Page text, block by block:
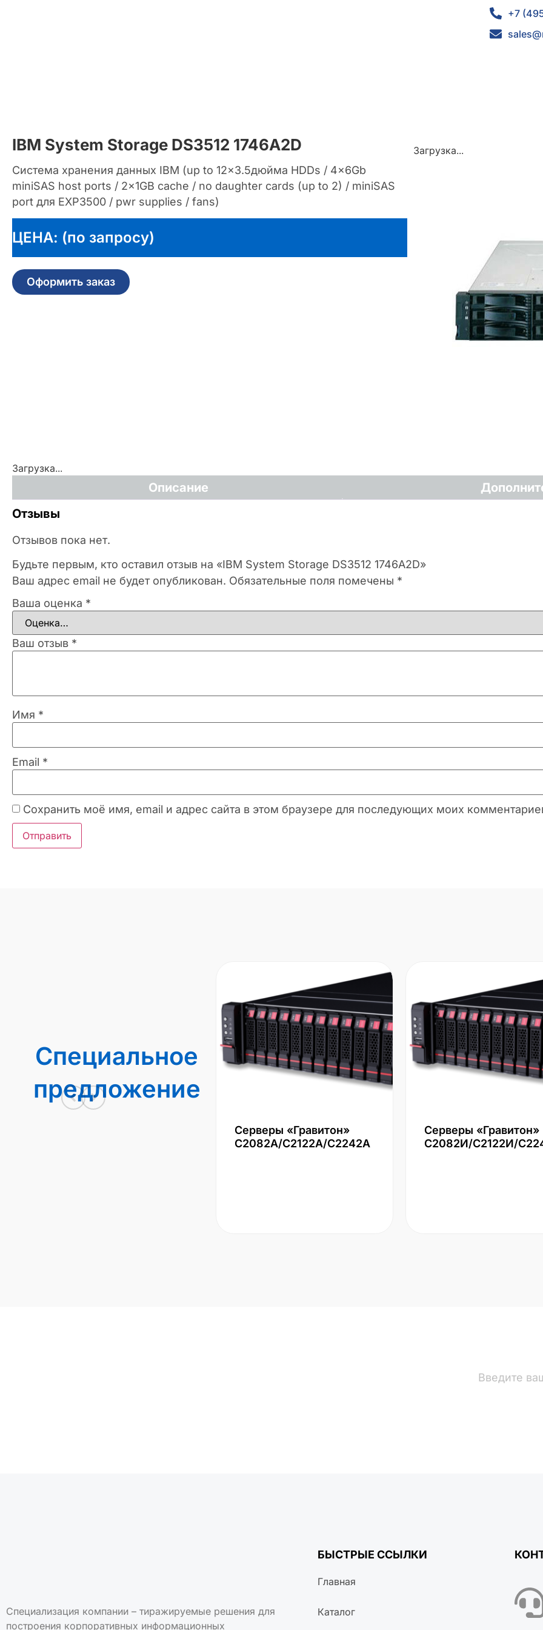
+7
IBM System Storage DS3512 1746A2D
Система хранения данных IBM (up to 12×3.5дюйма HDDs / 4x6Gb
miniSAS host ports / 2x1GB cache / no daughter cards (up to 2) / miniSAS
port для EXP3500 / pwr supplies / fans)
ЦЕНА: (по запросу)
Оформить заказ
Загрузка...
Загрузка...
Описание
Отзывы
Отзывов пока нет.
Будьте первым, кто оставил отзыв на «IBM System Storage DS3512 1746A2D»
Ваш адрес email не будет опубликован. Обязательные поля помечены *
Ваша оценка *
Ваш отзыв *
Имя *
Email *
Сохранить моё имя, email и адрес сайта в этом браузере для последующих моих
Специальное
предложение
Серверы «Гравитон»
С2082А/С2122А/С2242А
Серверы «Гравитон»
С2082И/С2122И/
Специализация компании – тиражируемые решения для
построения корпоративных информационных
БЫСТРЫЕ ССЫЛКИ
Главная
Каталог